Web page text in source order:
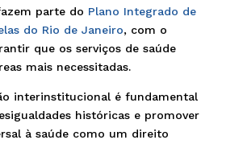
parte do Plano Integrado de
do Rio de Janeiro, com o
que os serviços de saúde
mais necessitadas.
interinstitucional é fundamental
históricas e promover
à saúde como um direito